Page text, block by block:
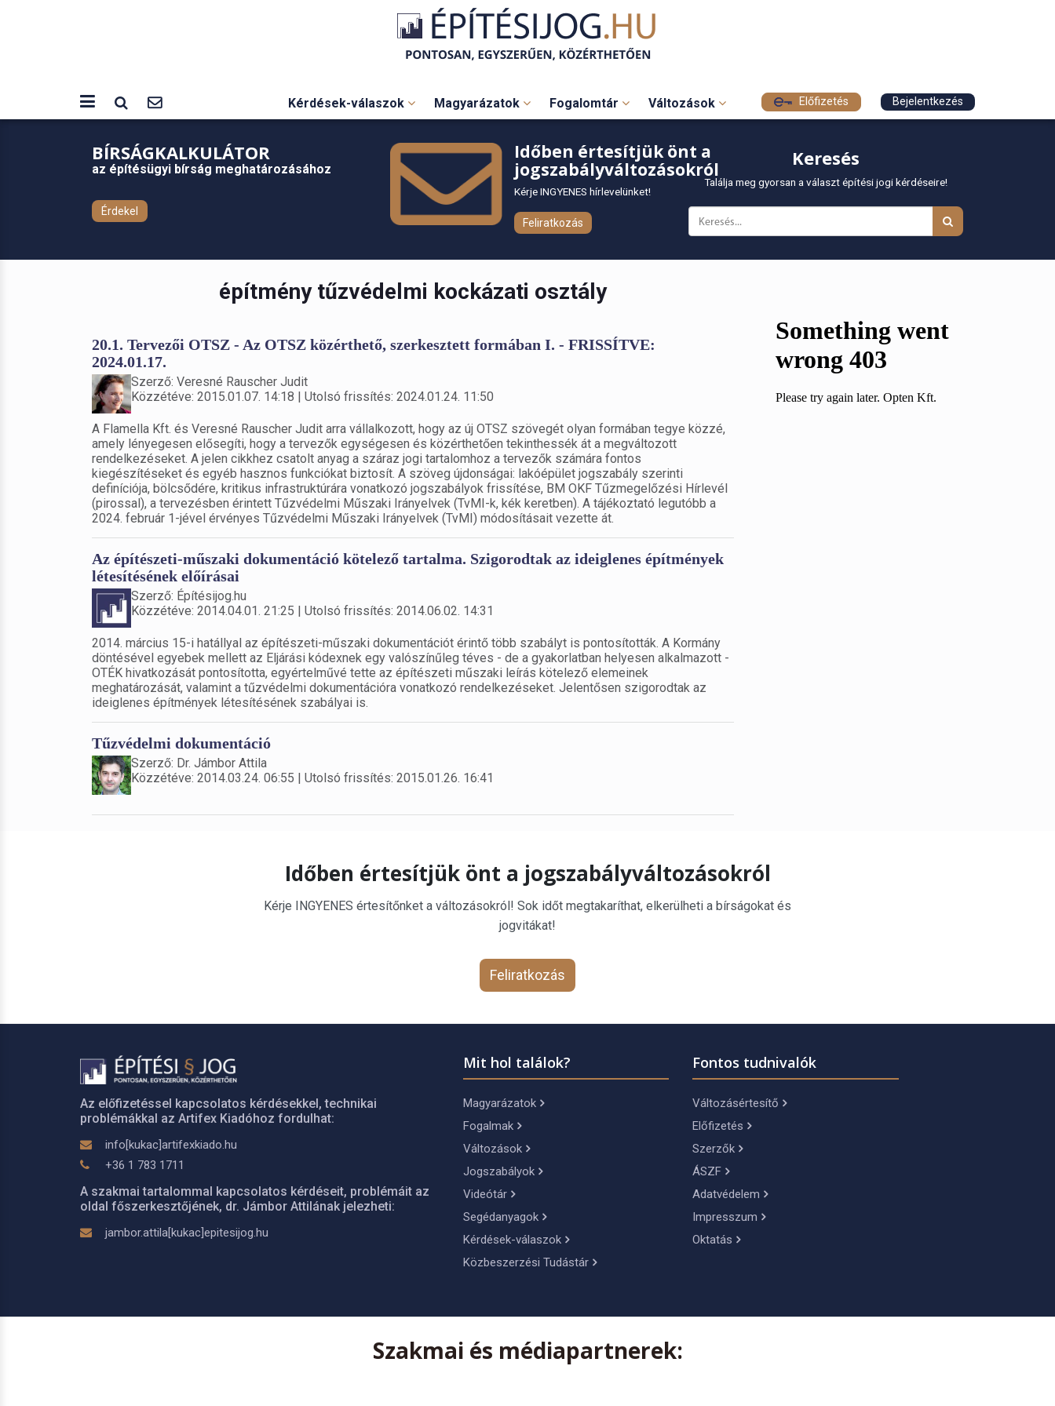
Kérdések-válaszok Magyarázatok Fogalomtár Változások Előfizetés Bejelentkezés
BÍRSÁGKALKULÁTOR
az építésügyi bírság meghatározásához
Érdekel
Időben értesítjük önt a
jogszabályváltozásokról
Kérje INGYENES hírlevelünket!
Feliratkozás
Keresés
Találja meg gyorsan a választ építési jogi kérdéseire!
építmény tűzvédelmi kockázati osztály
20.1. Tervezői OTSZ - Az OTSZ közérthető, szerkesztett formában I. - FRISSÍTVE:
2024.01.17.
Szerző: Veresné Rauscher Judit
Közzétéve: 2015.01.07. 14:18 | Utolsó frissítés: 2024.01.24. 11:50
A Flamella Kft. és Veresné Rauscher Judit arra vállalkozott, hogy az új OTSZ szövegét olyan formában tegye közzé,
amely lényegesen elősegíti, hogy a tervezők egységesen és közérthetően tekinthessék át a megváltozott
rendelkezéseket. A jelen cikkhez csatolt anyag a száraz jogi tartalomhoz a tervezők számára fontos
kiegészítéseket és egyéb hasznos funkciókat biztosít. A szöveg újdonságai: lakóépület jogszabály szerinti
definíciója, bölcsődére, kritikus infrastruktúrára vonatkozó jogszabályok frissítése, BM OKF Tűzmegelőzési Hírlevél
(pirossal), a tervezésben érintett Tűzvédelmi Műszaki Irányelvek (TvMI-k, kék keretben). A tájékoztató legutóbb a
2024. február 1-jével érvényes Tűzvédelmi Műszaki Irányelvek (TvMI) módosításait vezette át.
Az építészeti-műszaki dokumentáció kötelező tartalma. Szigorodtak az ideiglenes építmények
létesítésének előírásai
Szerző: Építésijog.hu
Közzétéve: 2014.04.01. 21:25 | Utolsó frissítés: 2014.06.02. 14:31
2014. március 15-i hatállyal az építészeti-műszaki dokumentációt érintő több szabályt is pontosították. A Kormány
döntésével egyebek mellett az Eljárási kódexnek egy valószínűleg téves - de a gyakorlatban helyesen alkalmazott -
OTÉK hivatkozását pontosította, egyértelművé tette az építészeti műszaki leírás kötelező elemeinek
meghatározását, valamint a tűzvédelmi dokumentációra vonatkozó rendelkezéseket. Jelentősen szigorodtak az
ideiglenes építmények létesítésének szabályai is.
Tűzvédelmi dokumentáció
Szerző: Dr. Jámbor Attila
Közzétéve: 2014.03.24. 06:55 | Utolsó frissítés: 2015.01.26. 16:41
Időben értesítjük önt a jogszabályváltozásokról
Kérje INGYENES értesítőnket a változásokról! Sok időt megtakaríthat, elkerülheti a bírságokat és
jogvitákat!
Feliratkozás
Az előfizetéssel kapcsolatos kérdésekkel, technikai
problémákkal az Artifex Kiadóhoz fordulhat:
info[kukac]artifexkiado.hu
+36 1 783 1711
A szakmai tartalommal kapcsolatos kérdéseit, problémáit az
oldal főszerkesztőjének, dr. Jámbor Attilának jelezheti:
jambor.attila[kukac]epitesijog.hu
Mit hol találok?
Magyarázatok
Fogalmak
Változások
Jogszabályok
Videótár
Segédanyagok
Kérdések-válaszok
Közbeszerzési Tudástár
Fontos tudnivalók
Változásértesítő
Előfizetés
Szerzők
ÁSZF
Adatvédelem
Impresszum
Oktatás
Szakmai és médiapartnerek: